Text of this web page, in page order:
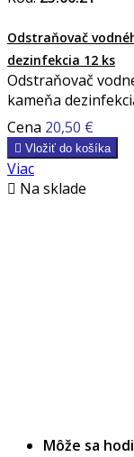
Odstraňovač
dezinfekcia 12 ks
Odstraňovač
kameňa
Cena 20,50 €
 Vložiť do košíka
Viac
 Na sklade
Môže sa